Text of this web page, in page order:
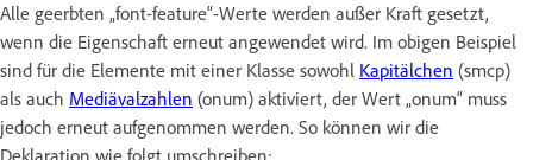
Alle geerbten „font-feature“-Werte werden außer Kraft gesetzt,
wenn die Eigenschaft erneut angewendet wird. Im obigen Beispiel
sind für die Elemente mit einer Klasse sowohl Kapitälchen (smcp)
als auch Mediävalzahlen (onum) aktiviert, der Wert „onum“ muss
jedoch erneut aufgenommen werden. So können wir die
Deklaration wie folgt umschreiben: